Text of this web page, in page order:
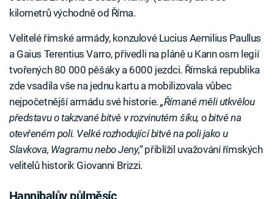
kilometrů východně od Říma.
Velitelé římské armády, konzulové Lucius Aemilius Paullus
a Gaius Terentius Varro, přivedli na pláně u Kann osm legií
tvořených 80 000 pěšáky a 6000 jezdci. Římská republika
zde vsadila vše na jednu kartu a mobilizovala vůbec
nejpočetnější armádu své historie.„Římané měli utkvělou
představu o takzvané bitvě v rozvinutém šiku, o bitvě na
otevřeném poli. Velké rozhodující bitvě na poli jako u
Slavkova, Wagramu nebo Jeny,“přiblížil uvažování římských
velitelů historik Giovanni Brizzi.